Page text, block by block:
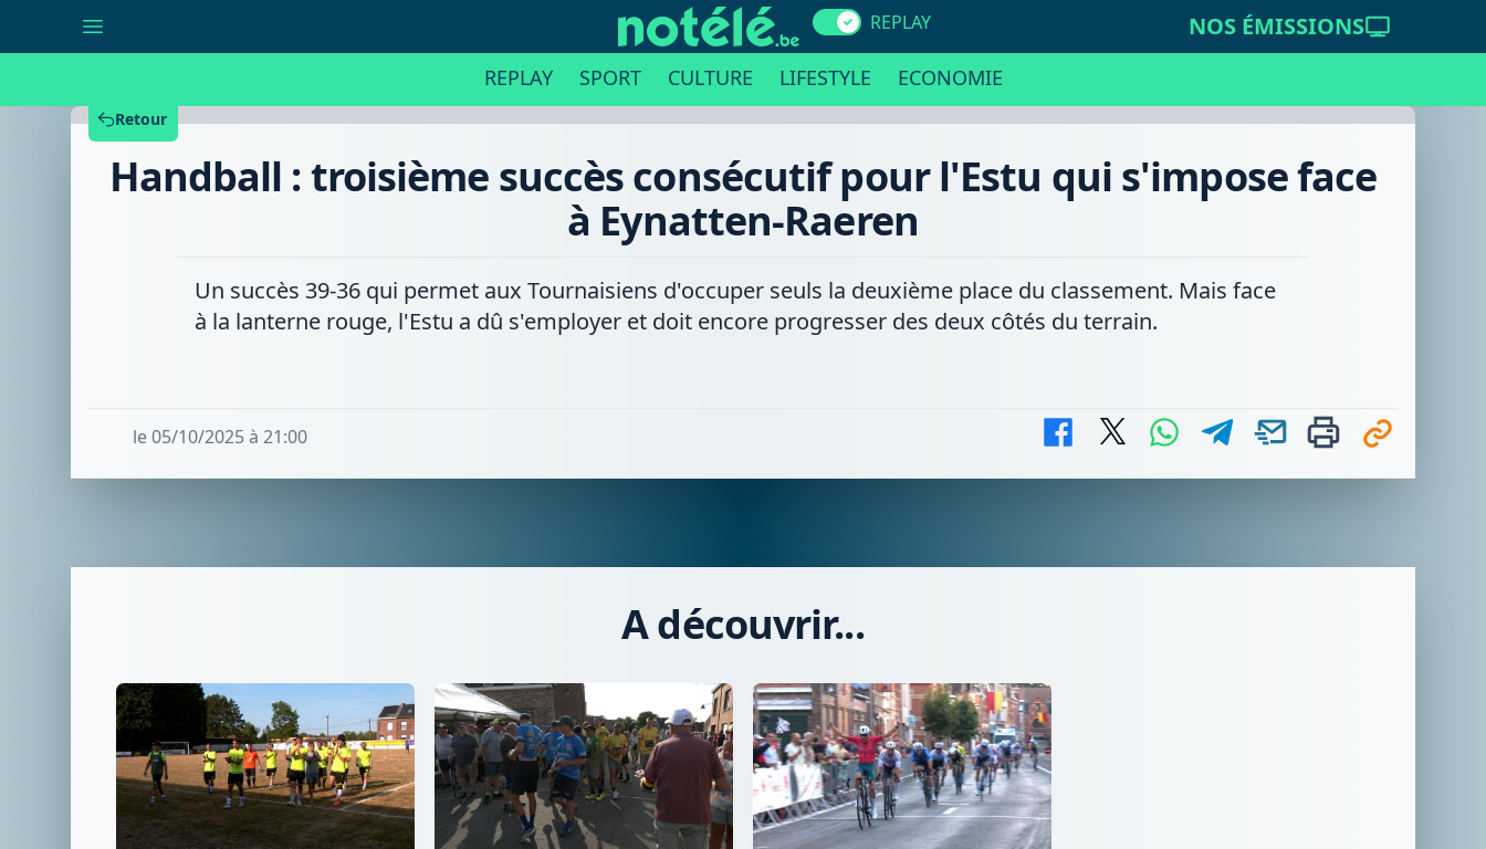
REPLAY NOS ÉMISSIONS
REPLAY SPORT CULTURE LIFESTYLE ECONOMIE
Retour
Handball : troisième succès consécutif pour l'Estu qui s'impose face
à Eynatten-Raeren
Un succès 39-36 qui permet aux Tournaisiens d'occuper seuls la deuxième place du classement. Mais face
à la lanterne rouge, l'Estu a dû s'employer et doit encore progresser des deux côtés du terrain.
le 05/10/2025 à 21:00
A découvrir...